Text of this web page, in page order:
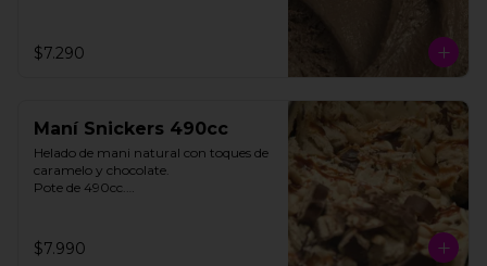
$7.290
Maní Snickers 490cc
Helado de mani natural con toques de
caramelo y chocolate.
Pote de 490cc.
$7.990